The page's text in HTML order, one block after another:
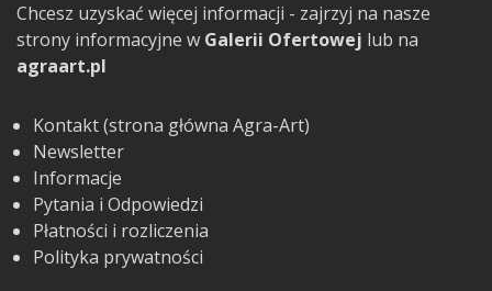
Chcesz uzyskać więcej informacji - zajrzyj na nasze
strony informacyjne w Galerii Ofertowej lub na
agraart.pl
Kontakt (strona główna Agra-Art)
Newsletter
Informacje
Pytania i Odpowiedzi
Płatności i rozliczenia
Polityka prywatności